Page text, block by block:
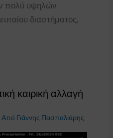
πολύ υψηλών
διαστήματος,
καιρική αλλαγή
Από Γιάννης Πασπαλιάρης